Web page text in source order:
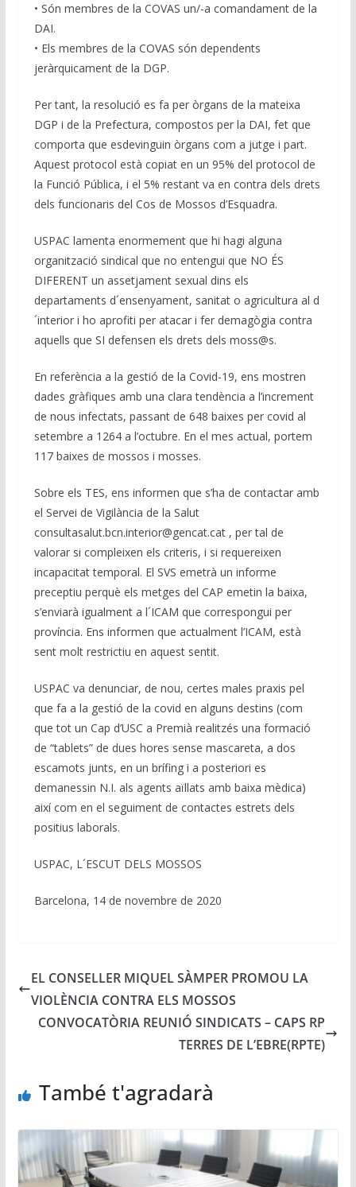
• Són membres de la COVAS un/-a comandament de la
DAI.
• Els membres de la COVAS són dependents
jeràrquicament de la DGP.
Per tant, la resolució es fa per òrgans de la mateixa
DGP i de la Prefectura, compostos per la DAI, fet que
comporta que esdevinguin òrgans com a jutge i part.
Aquest protocol està copiat en un 95% del protocol de
la Funció Pública, i el 5% restant va en contra dels drets
dels funcionaris del Cos de Mossos d’Esquadra.
USPAC lamenta enormement que hi hagi alguna
organització sindical que no entengui que NO ÉS
DIFERENT un assetjament sexual dins els
departaments d´ensenyament, sanitat o agricultura al d
´interior i ho aprofiti per atacar i fer demagògia contra
aquells que SI defensen els drets dels moss@s.
En referència a la gestió de la Covid-19, ens mostren
dades gràfiques amb una clara tendència a l’increment
de nous infectats, passant de 648 baixes per covid al
setembre a 1264 a l’octubre. En el mes actual, portem
117 baixes de mossos i mosses.
Sobre els TES, ens informen que s’ha de contactar amb
el Servei de Vigilància de la Salut
consultasalut.bcn.interior@gencat.cat , per tal de
valorar si compleixen els criteris, i si requereixen
incapacitat temporal. El SVS emetrà un informe
preceptiu perquè els metges del CAP emetin la baixa,
s’enviarà igualment a l´ICAM que correspongui per
província. Ens informen que actualment l’ICAM, està
sent molt restrictiu en aquest sentit.
USPAC va denunciar, de nou, certes males praxis pel
que fa a la gestió de la covid en alguns destins (com
que tot un Cap d’USC a Premià realitzés una formació
de “tablets” de dues hores sense mascareta, a dos
escamots junts, en un brífing i a posteriori es
demanessin N.I. als agents aïllats amb baixa mèdica)
així com en el seguiment de contactes estrets dels
positius laborals.
USPAC, L´ESCUT DELS MOSSOS
Barcelona, 14 de novembre de 2020
EL CONSELLER MIQUEL SÀMPER PROMOU LA
VIOLÈNCIA CONTRA ELS MOSSOS
CONVOCATÒRIA REUNIÓ SINDICATS – CAPS RP
TERRES DE L’EBRE(RPTE)
També t'agradarà